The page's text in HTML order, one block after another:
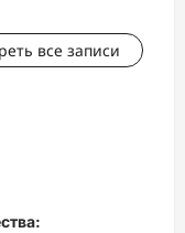
все записи